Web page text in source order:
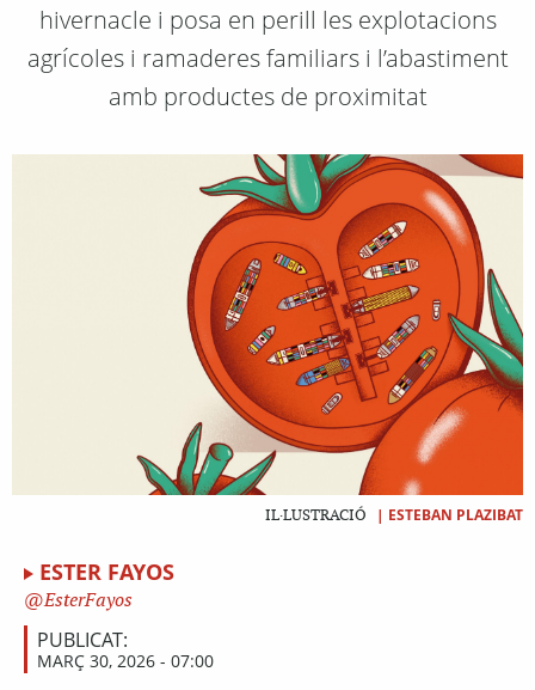
hivernacle i posa en perill les explotacions
agrícoles i ramaderes familiars i l’abastiment
amb productes de proximitat
IL·LUSTRACIÓ | ESTEBAN PLAZIBAT
ESTER FAYOS
EsterFayos
PUBLICAT:
MARÇ 30, 2026 - 07:00